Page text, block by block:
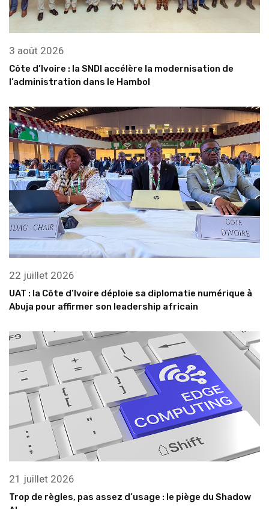
3 août 2026
Côte d’Ivoire : la SNDI accélère la modernisation de
l’administration dans le Hambol
22 juillet 2026
UAT : la Côte d’Ivoire déploie sa diplomatie numérique à
Abuja pour affirmer son leadership africain
21 juillet 2026
Trop de règles, pas assez d’usage : le piège du Shadow